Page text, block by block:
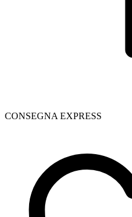
CONSEGNA EXPRESS